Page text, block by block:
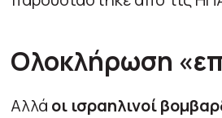
Ολοκλήρωση
Αλλά οι ισραηλινοί